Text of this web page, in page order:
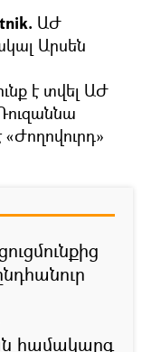
ԱԺ
Արսեն
է տվել ԱԺ
«Ժողովուրդ»
համակարգ